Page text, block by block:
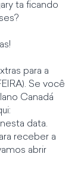
ta ficando
para a
Se você
Canadá
data.
receber a
abrir